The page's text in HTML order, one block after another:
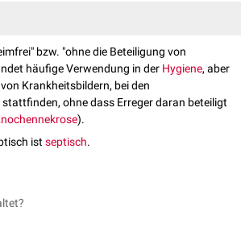
bzw. "ohne die Beteiligung von
häufige Verwendung in der Hygiene, aber
Krankheitsbildern, bei den
ohne dass Erreger daran beteiligt
).
istseptisch.